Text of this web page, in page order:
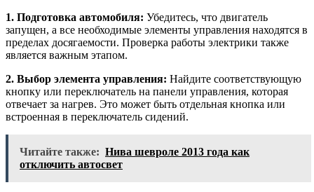
1. Подготовка автомобиля: Убедитесь, что двигатель
запущен, а все необходимые элементы управления находятся в
пределах досягаемости. Проверка работы электрики также
является важным этапом.
2. Выбор элемента управления: Найдите соответствующую
кнопку или переключатель на панели управления, которая
отвечает за нагрев. Это может быть отдельная кнопка или
встроенная в переключатель сидений.
Читайте также: Нива шевроле 2013 года как
отключить автосвет